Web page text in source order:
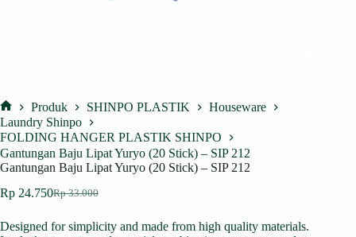
Home
Produk SHINPO PLASTIK
Houseware
Laundry Shinpo
FOLDING HANGER PLASTIK SHINPO
Gantungan Baju Lipat Yuryo (20 Stick) – SIP 212
Gantungan Baju Lipat Yuryo (20 Stick) – SIP 212
Rp33.000
Harga
adalah:
Rp 24.750Harga
ini
Designed for simplicity and made from high quality materials.